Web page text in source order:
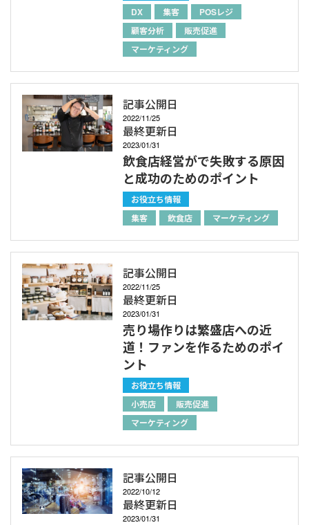
DX
集客
POSレジ
顧客分析
販売促進
マーケティング
記事公開日
2022/11/25
最終更新日
2023/01/31
飲食店経営がで失敗する原因
と成功のためのポイント
お役立ち情報
集客
飲食店 マーケティング
記事公開日
2022/11/25
最終更新日
2023/01/31
売り場作りは繁盛店への近
道！ファンを作るためのポイ
ント
お役立ち情報
小売店
販売促進
マーケティング
記事公開日
2022/10/12
最終更新日
2023/01/31